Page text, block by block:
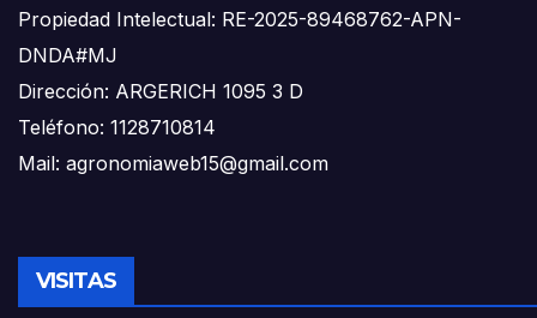
Propiedad Intelectual: RE-2025-89468762-APN-
DNDA#MJ
Dirección: ARGERICH 1095 3 D
Teléfono: 1128710814
Mail: agronomiaweb15@gmail.com
VISITAS